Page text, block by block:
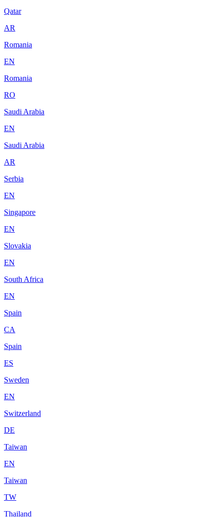
Qatar
AR
Romania
EN
Romania
RO
Saudi Arabia
EN
Saudi Arabia
AR
Serbia
EN
Singapore
EN
Slovakia
EN
South Africa
EN
Spain
CA
Spain
ES
Sweden
EN
Switzerland
DE
Taiwan
EN
Taiwan
TW
Thailand